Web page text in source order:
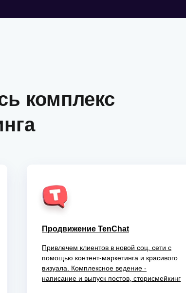
комплекс
Продвижение TenChat
Привлечем клиентов в новой соц. сети с
помощью контент-маркетинга и красивого
визуала. Комплексное ведение -
написание и выпуск постов, сторисмейкинг